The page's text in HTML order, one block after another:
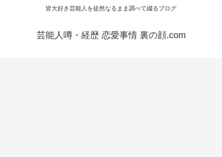
皆大好き芸能人を徒然なるまま調べて綴るブログ
芸能人噂・経歴 恋愛事情 裏の顔.com